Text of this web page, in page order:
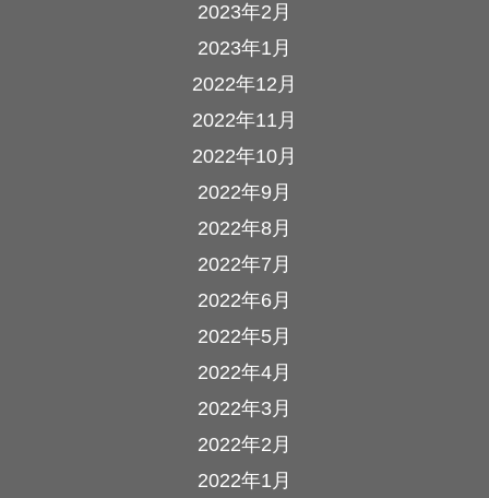
2023年2月
2023年1月
2022年12月
2022年11月
2022年10月
2022年9月
2022年8月
2022年7月
2022年6月
2022年5月
2022年4月
2022年3月
2022年2月
2022年1月